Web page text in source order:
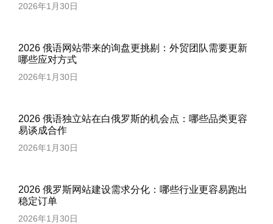
2026年1月30日
2026 俄语网站带来的询盘更挑剔：外贸团队需要更新
哪些应对方式
2026年1月30日
2026 俄语独立站在白俄罗斯的机会点：哪些品类更容
易谈成合作
2026年1月30日
2026 俄罗斯网站建设需求分化：哪些行业更容易跑出
稳定订单
2026年1月30日